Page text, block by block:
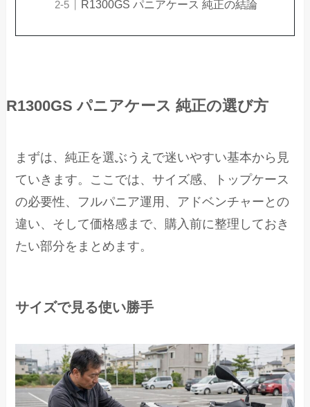
R1300GS パニアケース 純正の結論
R1300GS パニアケース 純正の選び方
まずは、純正を選ぶうえで迷いやすい基本から見
ていきます。ここでは、サイズ感、トップケース
の必要性、フルパニア運用、アドベンチャーとの
違い、そして価格感まで、購入前に整理しておき
たい部分をまとめます。
サイズで見る使い勝手